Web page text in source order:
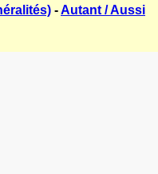
-Autant / Aussi